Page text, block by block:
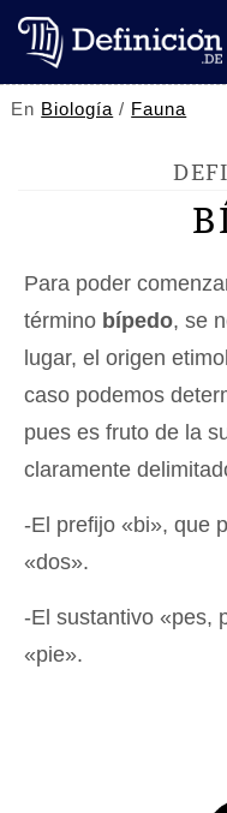
En Biología / Fauna
Para poder
término bípedo, se
lugar, el origen
caso podemos
pues es fruto de la
claramente
-El prefijo «bi», que
«dos».
-El sustantivo «pes,
«pie».